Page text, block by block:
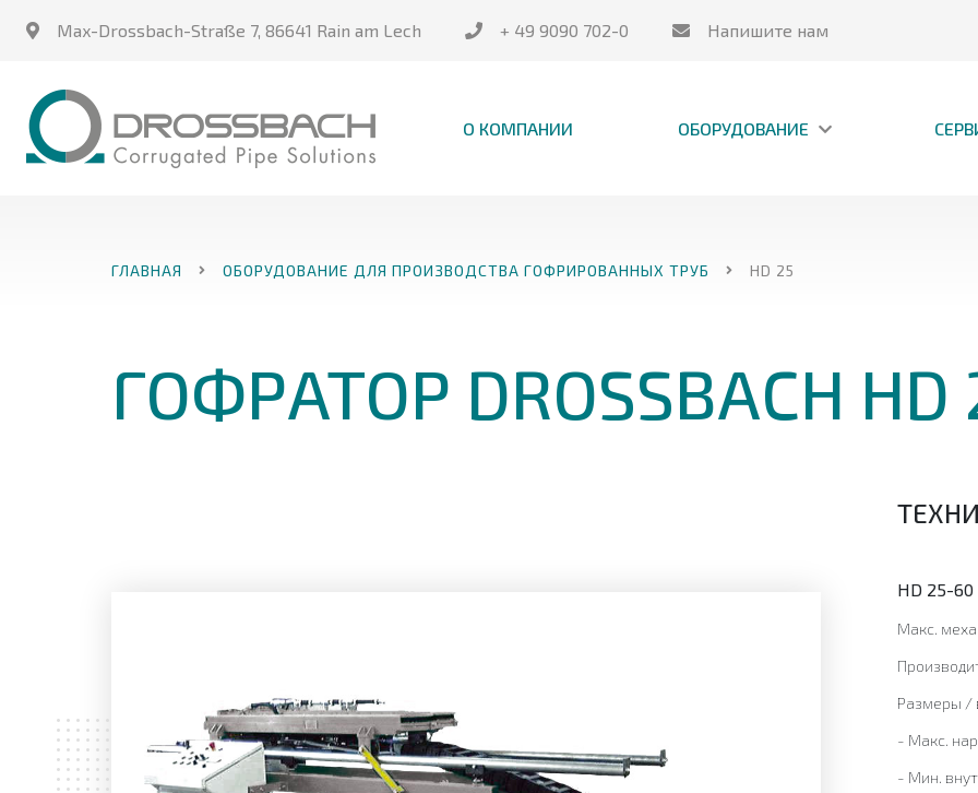
Max-Drossbach-Straße 7, 86641 Rain am Lech + 49 9090 702-0 Напишите нам
О КОМПАНИИ ОБОРУДОВАНИЕ
ГЛАВНАЯ ОБОРУДОВАНИЕ ДЛЯ ПРОИЗВОДСТВА ГОФРИРОВАННЫХ ТРУБ HD 25
ГОФРАТОР DROSSBACH HD
HD 25-
Макс.
Размеры /
- Макс.
- Мин.